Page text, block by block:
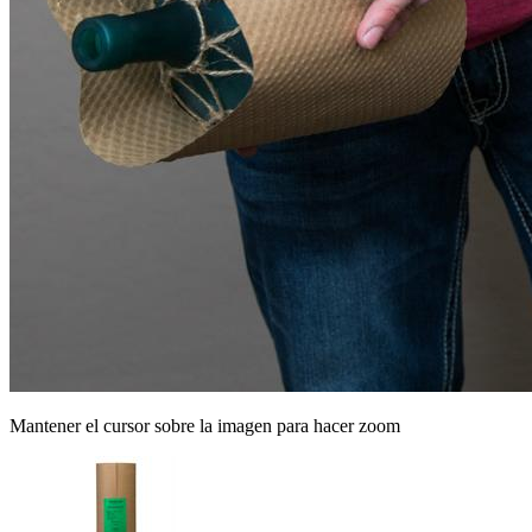
Mantener el cursor sobre la imagen para hacer zoom